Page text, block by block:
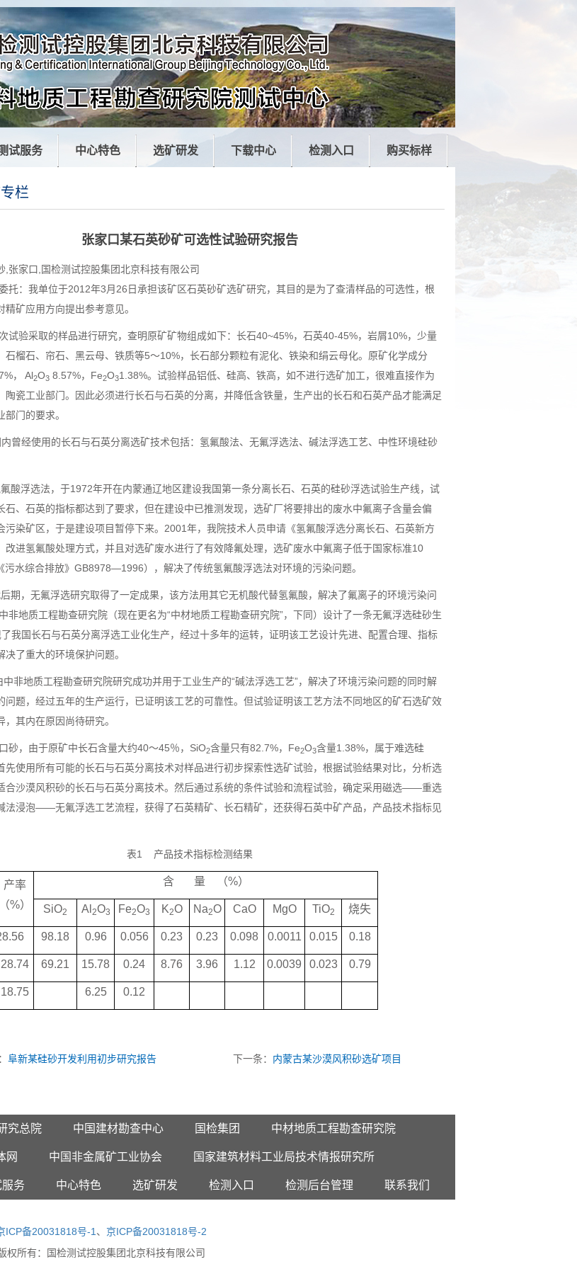
试服务 中心特色 选矿研发 下载中心 检测入口 购买标样
栏
张家口某石英砂矿可选性试验研究报告
,张家口,国检测试控股集团北京科技有限公司
托：我单位于2012年3月 26 日承担该矿区石英砂矿选矿研究，其目的是为了查清样品的可选性，根
精矿应用方向提出参考意见。
试验采取的样品进行研究，查明原矿矿物组成如下：长石40~45%，石英40-45%，岩屑10%，少量
石榴石、帘石、黑云母、铁质等5～10%，长石部分颗粒有泥化、铁染和绢云母化。原矿化学成分
， Al2O3 8.57%，Fe2O31.38%。试验样品铝低、硅高、铁高，如不进行选矿加工，很难直接作为
陶瓷工业部门。因此必须进行长石与石英的分离，并降低含铁量，生产出的长石和石英产品才能满足
门的要求。
内曾经使用的长石与石英分离选矿技术包括：氢氟酸法、无氟浮选法、碱法浮选工艺、中性环境硅砂
酸浮选法，于1972年开在内蒙通辽地区建设我国第一条分离长石、石英的硅砂浮选试验生产线，试
石、石英的指标都达到了要求，但在建设中已推测发现，选矿厂将要排出的废水中氟离子含量会偏
污染矿区，于是建设项目暂停下来。2001年，我院技术人员申请《氢氟酸浮选分离长石、石英新方
改进氢氟酸处理方式，并且对选矿废水进行了有效降氟处理，选矿废水中氟离子低于国家标准10
污水综合排放》GB8978—1996），解决了传统氢氟酸浮选法对环境的污染问题。
期，无氟浮选研究取得了一定成果，该方法用其它无机酸代替氢氟酸，解决了氟离子的环境污染问
非地质工程勘查研究院（现在更名为“中材地质工程勘查研究院”，下同）设计了一条无氟浮选硅砂生
我国长石与石英分离浮选工业化生产，经过十多年的运转，证明该工艺设计先进、配置合理、指标
决了重大的环境保护问题。
中非地质工程勘查研究院研究成功并用于工业生产的“碱法浮选工艺”，解决了环境污染问题的同时解
问题，经过五年的生产运行，已证明该工艺的可靠性。但试验证明该工艺方法不同地区的矿石选矿效
，其内在原因尚待研究。
砂，由于原矿中长石含量大约40～45％，SiO2含量只有82.7%，Fe2O3含量1.38%，属于难选硅
先使用所有可能的长石与石英分离技术对样品进行初步探索性选矿试验，根据试验结果对比，分析选
合沙漠风积砂的长石与石英分离技术。然后通过系统的条件试验和流程试验，确定采用磁选——重选
泡——无氟浮选工艺流程，获得了石英精矿、长石精矿，还获得石英中矿产品，产品技术指标见
表1 产品技术指标检测结果
产率
（%）
含 量 （%）
SiO2 Al 2O3 Fe2O3 K2O Na2O CaO MgO TiO2 烧失
98.18 0.96 0.056 0.23 0.23 0.098 0.0011 0.015 0.18
28.74 69.21 15.78 0.24 8.76 3.96 1.12 0.0039 0.023 0.79
18.75 6.25 0.12
阜新某硅砂开发利用初步研究报告 下一条： 内蒙古某沙漠风积砂选矿项目
究总院 中国建材勘查中心 国检集团 中材地质工程勘查研究院
网 中国非金属矿工业协会 国家建筑材料工业局技术情报研究所
务 中心特色 选矿研发 检测入口 检测后台管理 联系我们
ICP备20031818号-1 、 京ICP备20031818号-2
权所有：
国检测试控股集团北京科技有限公司